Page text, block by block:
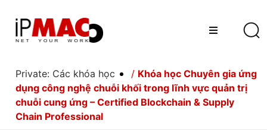
Private: Các khóa học / Khóa học Chuyên gia ứng
dụng công nghệ chuỗi khối trong lĩnh vực quản trị
chuỗi cung ứng – Certified Blockchain & Supply
Chain Professional